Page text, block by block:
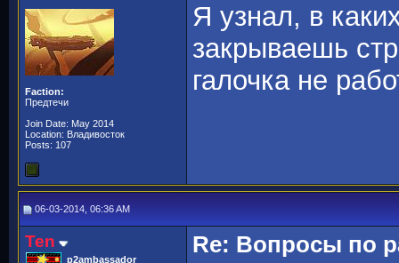
Faction:
Предтечи
Join Date: May 2014
Location: Владивосток
Posts: 107
Я узнал, в
закрываешь
галочка не
06-03-2014, 06:36 AM
Ten
p2ambassador
Re: Вопросы по